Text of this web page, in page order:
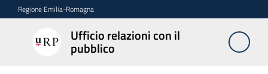
Vai al contenuto
Vai alla navigazione
Vai al footer
Regione Emilia-Romagna
Ufficio relazioni con il
pubblico
Ufficio
relazioni